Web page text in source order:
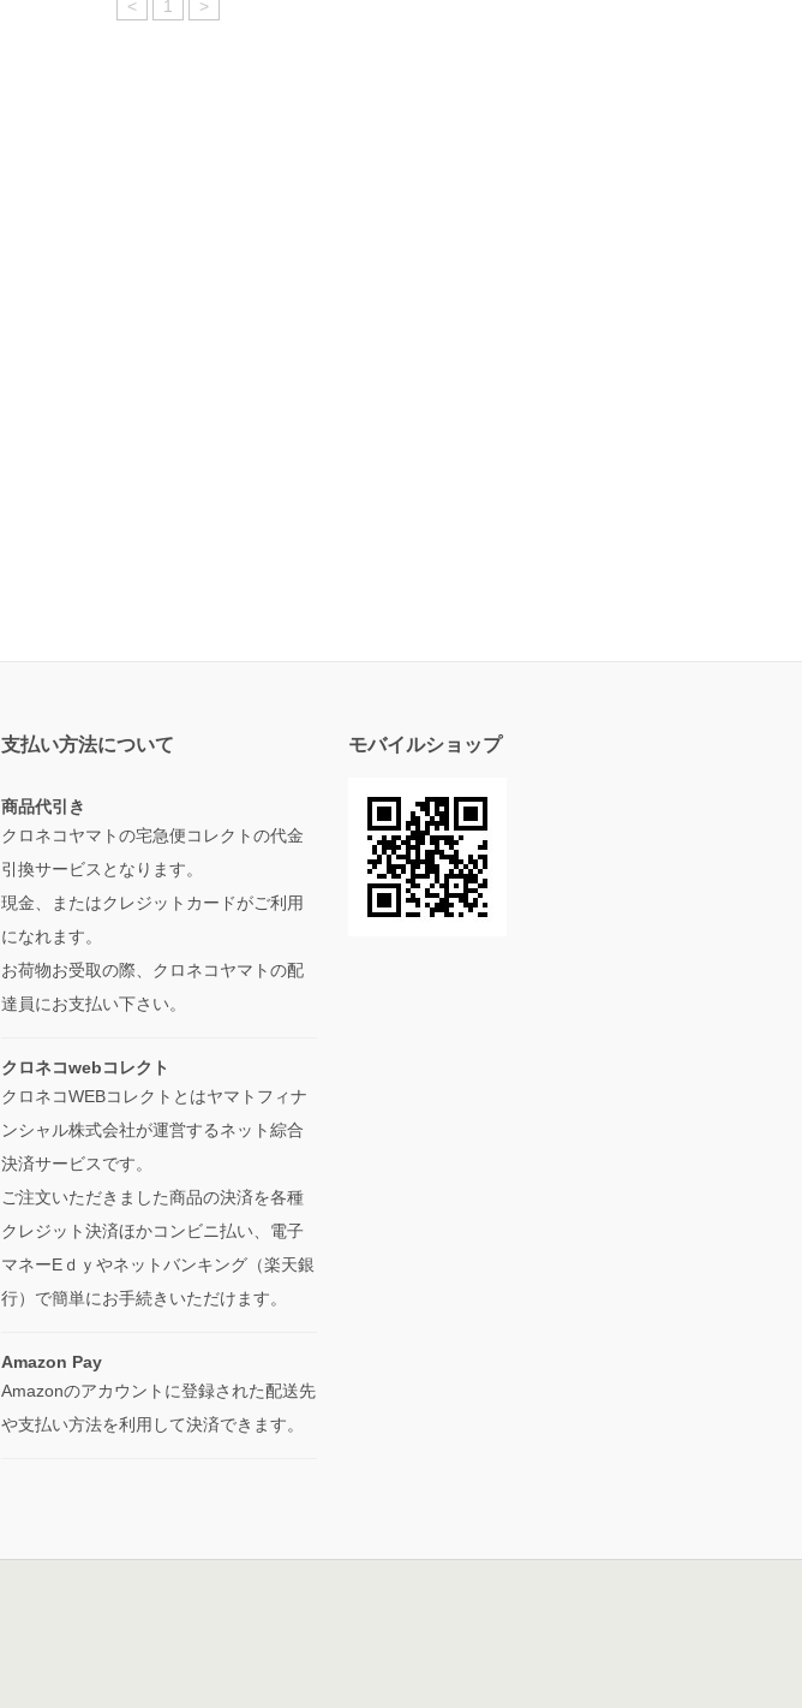
< 1 >
支払い方法について
商品代引き
クロネコヤマトの宅急便コレクトの代金
引換サービスとなります。
現金、またはクレジットカードがご利用
になれます。
お荷物お受取の際、クロネコヤマトの配
達員にお支払い下さい。
クロネコwebコレクト
クロネコWEBコレクトとはヤマトフィナ
ンシャル株式会社が運営するネット綜合
決済サービスです。
ご注文いただきました商品の決済を各種
クレジット決済ほかコンビニ払い、電子
マネーEｄｙやネットバンキング（楽天銀
行）で簡単にお手続きいただけます。
Amazon Pay
Amazonのアカウントに登録された配送先
や支払い方法を利用して決済できます。
モバイルショップ